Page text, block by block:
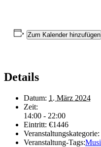
Zum Kalender hinzufügen
Details
Datum: 1. März 2024
Zeit:
14:00 - 22:00
Eintritt: €1446
Veranstaltungskategorie:
Veranstaltung-Tags: